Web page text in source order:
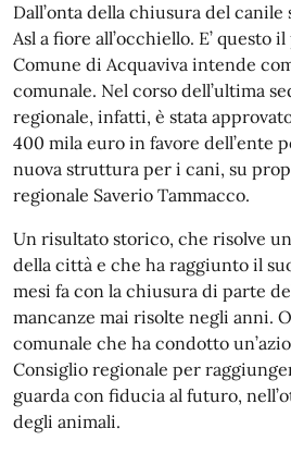
Dall’onta della chiusura del
Asl a fiore all’occhiello. E’ questo
Comune di Acquaviva intende
comunale. Nel corso dell’ultima
regionale, infatti, è stata
400 mila euro in favore dell’ente
nuova struttura per i cani, su
regionale Saverio Tammacco.
Un risultato storico, che risolve
della città e che ha raggiunto il
mesi fa con la chiusura di parte
mancanze mai risolte negli anni.
comunale che ha condotto
Consiglio regionale per
guarda con fiducia al futuro,
degli animali.